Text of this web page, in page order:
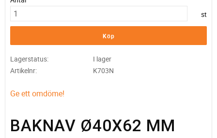
st
Köp
Lagerstatus
I lager
Artikelnr
K703N
Ge ett omdöme!
BAKNAV Ø40X62 MM